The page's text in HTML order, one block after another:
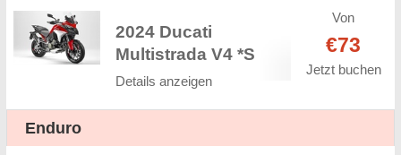
2024 Ducati
Multistrada V4 *S
Details anzeigen
Von
€73
Jetzt buchen
Enduro